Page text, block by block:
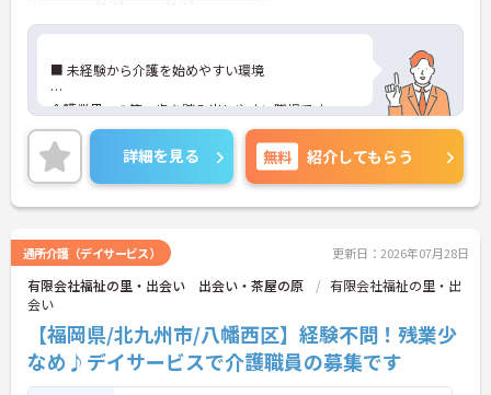
■ 未経験から介護を始めやすい環境
介護業界への第一歩を踏み出しやすい職場です
・資格不問で応募できます
・経験不問で挑戦できます
・介護系資格保有者は知識を活かせます
→ 未経験から介護職として成長を目指せる環境です
♪
■ 手当が充実し安定収入を目指せる
各種手当が整い安心して働ける環境です
・住宅手当を支給できます
・扶養手当の対象となります
・夜勤手当は1回4,000円支給です
→ 生活状況に合わせて収入アップを目指せます♪
詳細を見る 無料 紹介してもらう
通所介護（デイサービス） 更新日：2026年07月28日
有限会社福祉の里・出会い 出会い・茶屋の原
有限会社福祉の里・出
会い
【福岡県/北九州市/八幡西区】経験不問！残業少
なめ♪デイサービスで介護職員の募集です